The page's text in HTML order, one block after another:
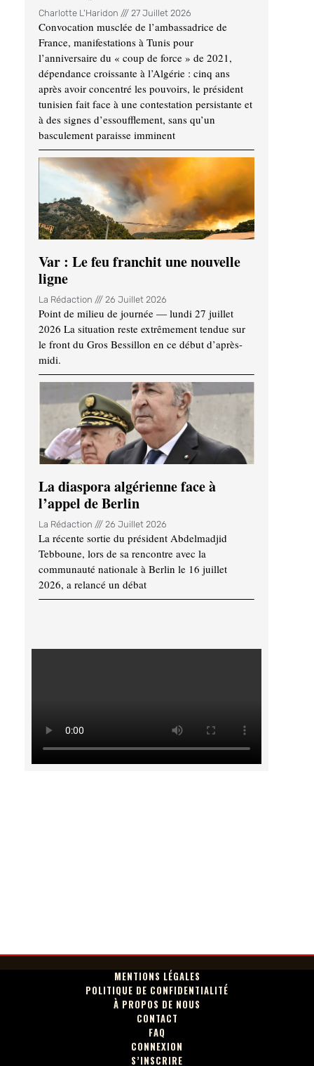
Charlotte L'Haridon 27 Juillet 2026
Convocation musclée de l’ambassadrice de
France, manifestations à Tunis pour
l’anniversaire du « coup de force » de 2021,
dépendance croissante à l’Algérie : cinq ans
après avoir concentré les pouvoirs, le président
tunisien fait face à une contestation persistante et
à des signes d’essoufflement, sans qu’un
basculement paraisse imminent
Var : Le feu franchit une nouvelle
ligne
La Rédaction 26 Juillet 2026
Point de milieu de journée — lundi 27 juillet
2026 La situation reste extrêmement tendue sur
le front du Gros Bessillon en ce début d’après-
midi.
La diaspora algérienne face à
l’appel de Berlin
La Rédaction 26 Juillet 2026
La récente sortie du président Abdelmadjid
Tebboune, lors de sa rencontre avec la
communauté nationale à Berlin le 16 juillet
2026, a relancé un débat
MENTIONS LÉGALES
POLITIQUE DE CONFIDENTIALITÉ
À PROPOS DE NOUS
CONTACT
FAQ
CONNEXION
S’INSCRIRE